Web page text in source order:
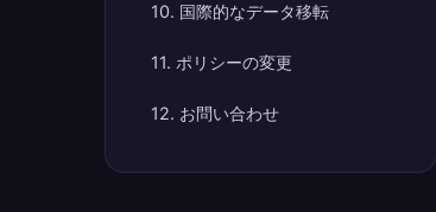
10. 国際的なデータ移転
11. ポリシーの変更
12. お問い合わせ